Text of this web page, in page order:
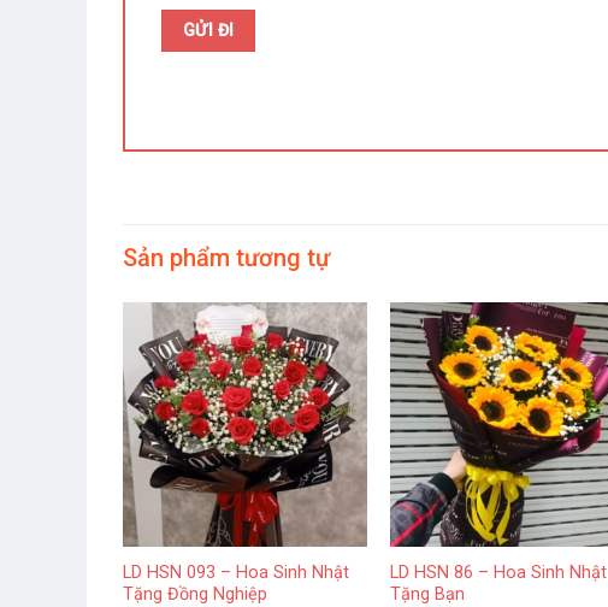
Sản phẩm tương tự
LD HSN 093 – Hoa Sinh Nhật
Tặng Đồng Nghiệp
LD HSN 86 – Hoa Sinh Nhật
Tặng Bạn